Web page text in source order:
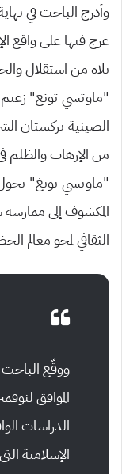
وأدرج الباحث في
عرج فيها على واقع
تلاه من استقلال
“ماوتسي تونغ”
من الإرهاب والظلم
“ماوتسي تونغ”
المكشوف إلى
الثقافي لمحو معالم
الدراسات
الإسلامية